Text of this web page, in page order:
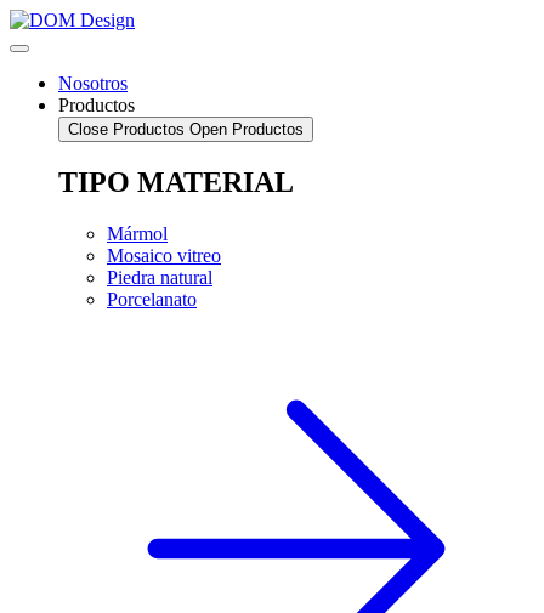
Saltar
al
Nosotros
Productos
Close Productos Open Productos
TIPO MATERIAL
Mármol
Mosaico vitreo
Piedra natural
Porcelanato